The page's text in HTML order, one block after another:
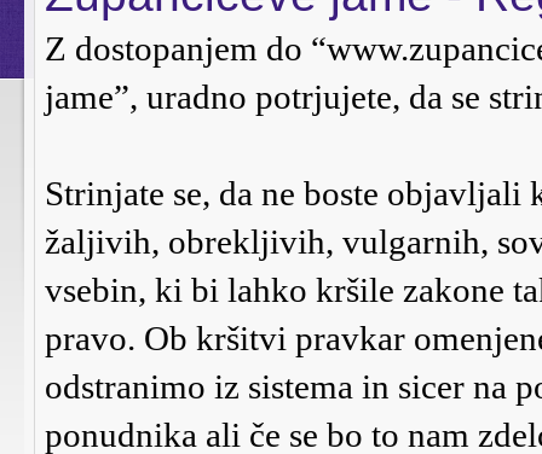
Z dostopanjem do
jame”, uradno potrjujete, da se
Strinjate se, da ne boste
žaljivih, obrekljivih, vulgarnih,
vsebin, ki bi lahko kršile zakone
pravo. Ob kršitvi pravkar
odstranimo iz sistema in sicer na
ponudnika ali če se bo to nam